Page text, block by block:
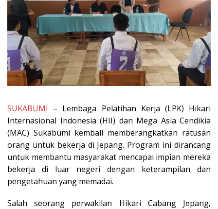
SUKABUMI – Lembaga Pelatihan Kerja (LPK) Hikari
Internasional Indonesia (HII) dan Mega Asia Cendikia
(MAC) Sukabumi kembali memberangkatkan ratusan
orang untuk bekerja di Jepang. Program ini dirancang
untuk membantu masyarakat mencapai impian mereka
bekerja di luar negeri dengan keterampilan dan
pengetahuan yang memadai.
Salah seorang perwakilan Hikari Cabang Jepang,